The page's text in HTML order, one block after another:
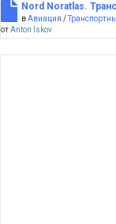
Nord Noratlas.
вАвиация /
отAnton Iskov